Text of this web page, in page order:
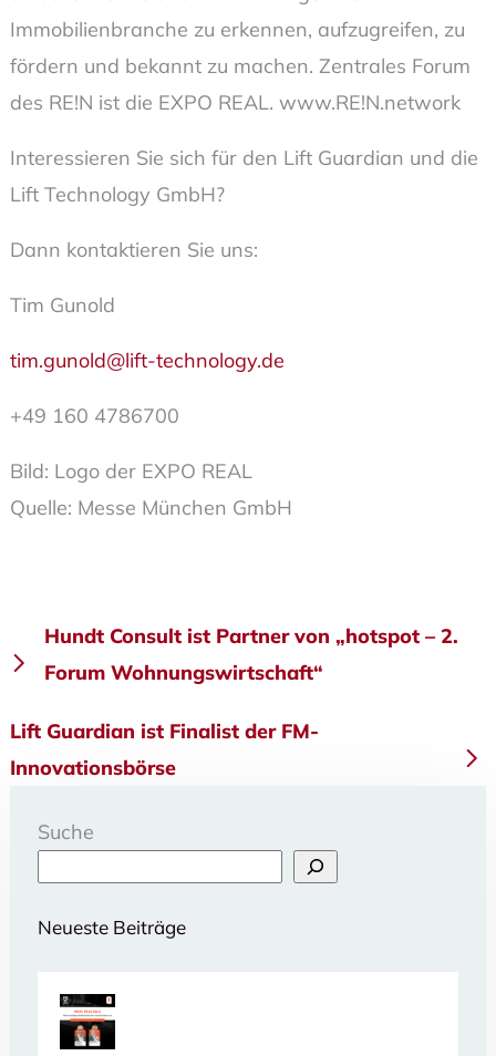
Immobilienbranche zu erkennen, aufzugreifen, zu
fördern und bekannt zu machen. Zentrales Forum
des RE!N ist die EXPO REAL. www.RE!N.network
Interessieren Sie sich für den Lift Guardian und die
Lift Technology GmbH?
Dann kontaktieren Sie uns:
Tim Gunold
tim.gunold@lift-technology.de
+49 160 4786700
Bild: Logo der EXPO REAL
Quelle: Messe München GmbH
Beitragsnavigation
Hundt Consult ist Partner von „hotspot – 2.
Forum Wohnungswirtschaft“
Lift Guardian ist Finalist der FM-
Innovationsbörse
Suche
Neueste Beiträge